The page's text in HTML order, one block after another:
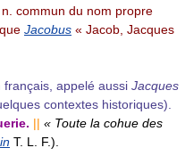
commun du nom propre
Jacobus « Jacob, Jacques
appelé aussi Jacques
contextes historiques).
|| « Toute la cohue des
in T. L. F.).